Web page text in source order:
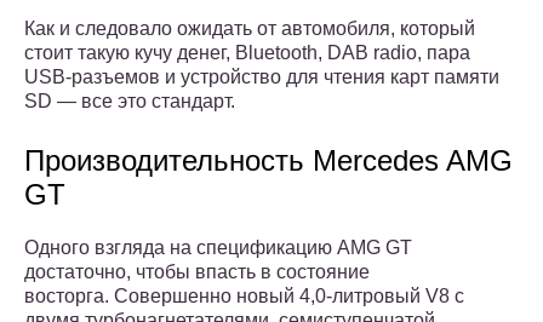
Как и следовало ожидать от автомобиля, который
стоит такую кучу денег, Bluetooth, DAB radio, пара
USB-разъемов и устройство для чтения карт памяти
SD — все это стандарт.
Производительность Mercedes AMG
GT
Одного взгляда на спецификацию AMG GT
достаточно, чтобы впасть в состояние
восторга. Совершенно новый 4,0-литровый V8 с